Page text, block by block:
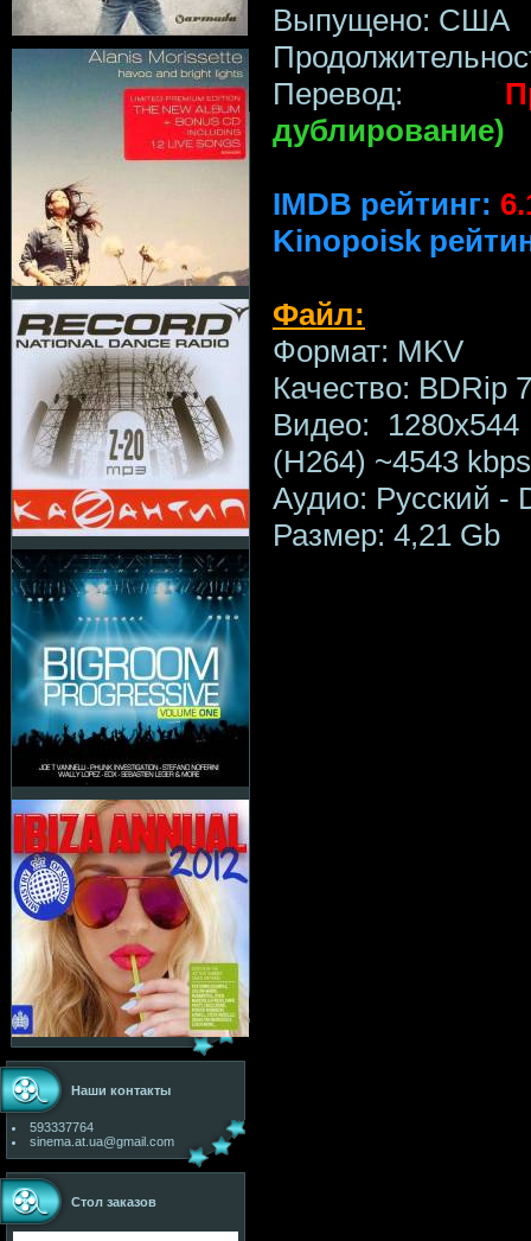
Наши контакты
593337764
sinema.at.ua@gmail.com
Стол заказов
Выпущено: США
Перевод:
дублирование)
IMDB рейтинг:
Kinopoisk
Файл:
Формат: MKV
Качество: BDRip
Видео:
(H264) ~4543
Аудио: Русский -
Размер: 4,21 Gb